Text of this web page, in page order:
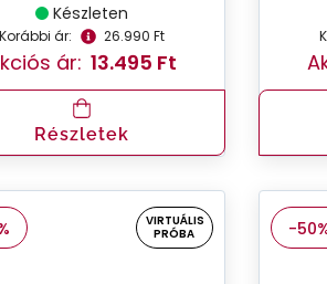
Készleten
Korábbi ár: 26.990 Ft
ár: 13.495 Ft
Részletek
VIRTUÁLIS
PRÓBA
-